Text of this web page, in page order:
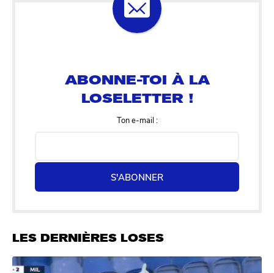
Ton e-mail :
S'ABONNER
LES DERNIÈRES LOSES